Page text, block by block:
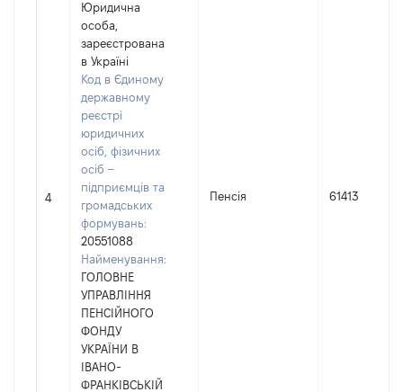
4
Юридична
особа,
зареєстрована
в Україні
Код в Єдиному
державному
реєстрі
юридичних
осіб, фізичних
осіб –
підприємців та
громадських
формувань:
20551088
Найменування:
ГОЛОВНЕ
УПРАВЛІННЯ
ПЕНСІЙНОГО
ФОНДУ
УКРАЇНИ В
ІВАНО-
ФРАНКІВСЬКІЙ
Пенсія 61413